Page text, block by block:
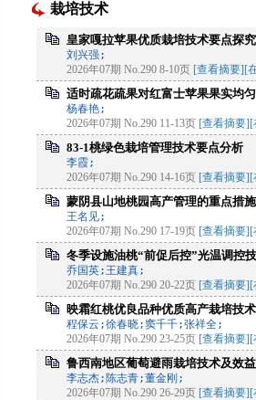
栽培技术
皇家嘎拉苹果优质栽培技术要点探究
刘兴强;
2026年07期 No.290 8-10页 [查看摘要][
适时疏花疏果对红富士苹果果实均
杨春艳;
2026年07期 No.290 11-13页 [查看摘要][
83-1桃绿色栽培管理技术要点分析
李霞;
2026年07期 No.290 14-16页 [查看摘要][
蒙阴县山地桃园高产管理的重点措施
王名见;
2026年07期 No.290 17-19页 [查看摘要][
冬季设施油桃“前促后控”光温调控
乔国英;王建真;
2026年07期 No.290 20-22页 [查看摘要][
映霜红桃优良品种优质高产栽培技术
程保云;徐春晓;窦千千;张祥全;
2026年07期 No.290 23-25页 [查看摘要][
鲁西南地区葡萄避雨栽培技术及效
李志杰;陈志青;董金刚;
2026年07期 No.290 26-29页 [查看摘要][